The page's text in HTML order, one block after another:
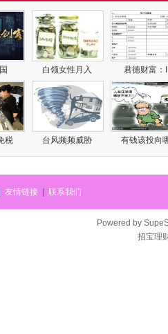
白领女性月入 君德财富
税 台风频频威胁 有钱该投向
友情链接 联系我们
Powered by
招宝理